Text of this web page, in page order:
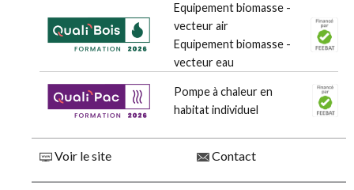
Equipement biomasse -
vecteur air
Equipement biomasse -
vecteur eau
Pompe à chaleur en
habitat individuel
Voir le site Contact